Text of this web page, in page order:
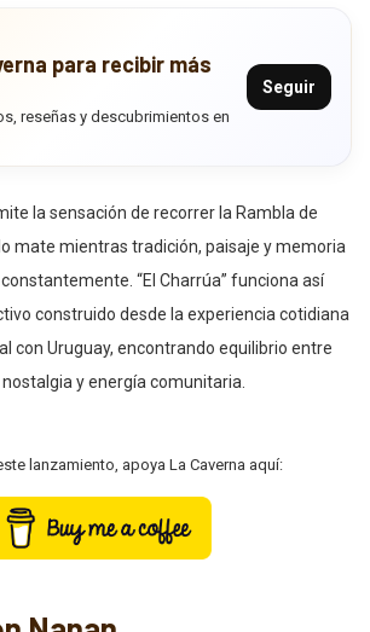
para recibir más
reseñas y descubrimientos en
Seguir
la sensación de recorrer la Rambla de
mate mientras tradición, paisaje y memoria
“El Charrúa” funciona así
construido desde la experiencia cotidiana
con Uruguay, encontrando equilibrio entre
y energía comunitaria.
lanzamiento, apoya La Caverna aquí: